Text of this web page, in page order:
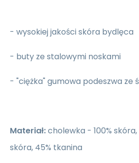
- wysokiej jakości skóra bydlęca
- buty ze stalowymi noskami
- "ciężka" gumowa podeszwa ze
Materiał:cholewka - 100%
skóra, 45% tkanina